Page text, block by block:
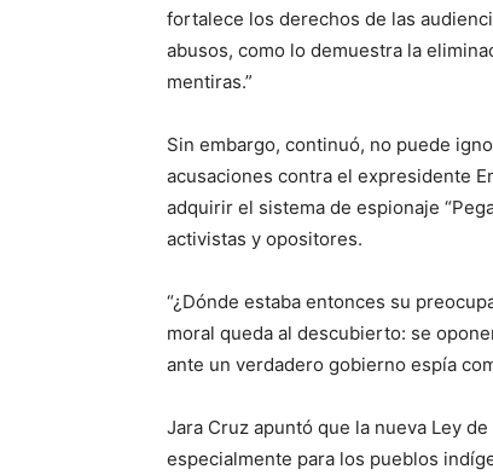
fortalece los derechos de las
abusos, como lo demuestra la
mentiras.”
Sin embargo, continuó, no puede
acusaciones contra el expresidente
adquirir el sistema de espionaje
activistas y opositores.
“¿Dónde estaba entonces su
moral queda al descubierto: se
ante un verdadero gobierno espía
Jara Cruz apuntó que la nueva Ley
especialmente para los pueblos